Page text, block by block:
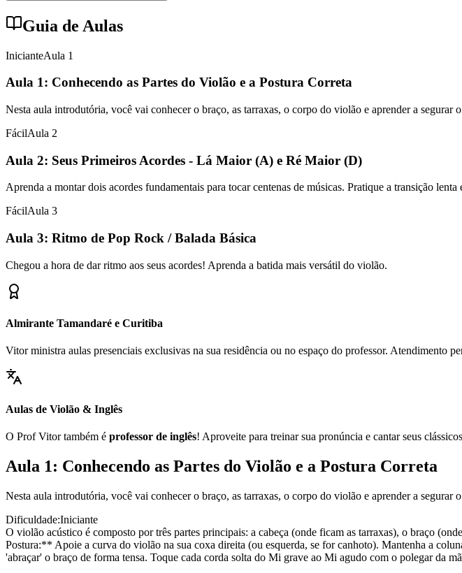
Guia de Aulas
InicianteAula 1
Aula 1: Conhecendo as Partes do Violão e a Postura Correta
Nesta aula introdutória, você vai conhecer o braço, as tarraxas, o corpo do violão e aprender a segurar
FácilAula 2
Aula 2: Seus Primeiros Acordes - Lá Maior (A) e Ré Maior (D)
Aprenda a montar dois acordes fundamentais para tocar centenas de músicas. Pratique a transição lenta
FácilAula 3
Aula 3: Ritmo de Pop Rock / Balada Básica
Chegou a hora de dar ritmo aos seus acordes! Aprenda a batida mais versátil do violão.
Almirante Tamandaré e Curitiba
Vitor ministra aulas presenciais exclusivas na sua residência ou no espaço do professor. Atendimento
Aulas de Violão & Inglês
O Prof Vitor também é professor de inglês! Aproveite para treinar sua pronúncia e cantar seus
Aula 1: Conhecendo as Partes do Violão e a Postura Correta
Nesta aula introdutória, você vai conhecer o braço, as tarraxas, o corpo do violão e aprender a segurar
Dificuldade:Iniciante
O violão acústico é composto por três partes principais: a cabeça (onde ficam as tarraxas), o braço
Postura:** Apoie a curva do violão na sua coxa direita (ou esquerda, se for canhoto). Mantenha a
'abraçar' o braço de forma tensa. Toque cada corda solta do Mi grave ao Mi agudo com o polegar da